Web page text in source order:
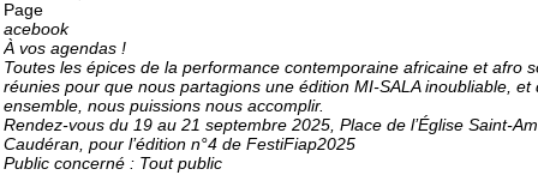
Page
acebook
À vos agendas !
Toutes les épices de la performance contemporaine africaine et afro
réunies pour que nous partagions une édition MI-SALA inoubliable, et
ensemble, nous puissions nous accomplir.
Rendez-vous du 19 au 21 septembre 2025, Place de l’Église Saint-
Caudéran, pour l’édition n°4 de FestiFiap2025
Public concerné : Tout public